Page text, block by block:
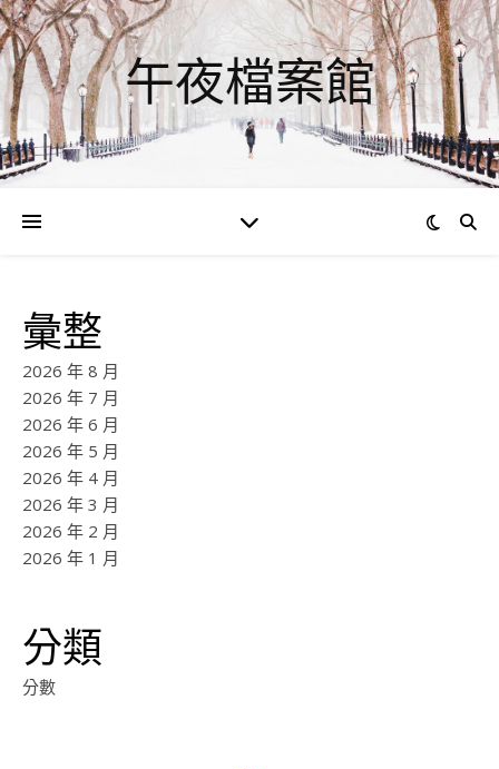
午夜檔案館
彙整
2026 年 8 月
2026 年 7 月
2026 年 6 月
2026 年 5 月
2026 年 4 月
2026 年 3 月
2026 年 2 月
2026 年 1 月
分類
分數